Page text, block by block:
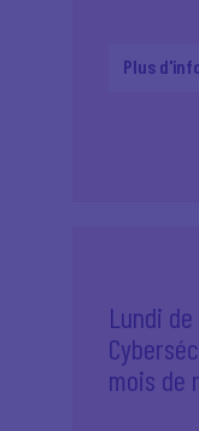
Plus
Lundi de
mois de